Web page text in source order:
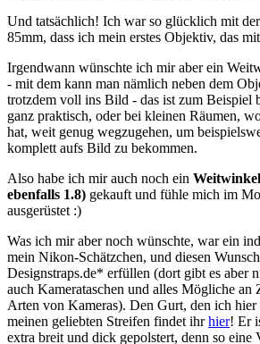
Und tatsächlich! Ich war so glücklich mit
85mm, dass ich mein erstes Objektiv, das
Irgendwann wünschte ich mir aber ein
- mit dem kann man nämlich neben dem
trotzdem voll ins Bild - das ist zum Beispiel
ganz praktisch, oder bei kleinen Räumen,
hat, weit genug wegzugehen, um
komplett aufs Bild zu bekommen.
Also habe ich mir auch noch ein Weitwinkel
ebenfalls 1.8) gekauft und fühle mich im
ausgerüstet :)
Was ich mir aber noch wünschte, war ein
mein Nikon-Schätzchen, und diesen
Designstraps.de* erfüllen (dort gibt es aber
auch Kamerataschen und alles Mögliche an
Arten von Kameras). Den Gurt, den ich hier
meinen geliebten Streifen findet ihrhier! Er
extra breit und dick gepolstert, denn so